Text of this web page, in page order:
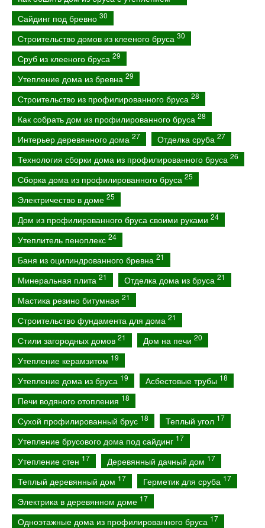
Сайдинг под бревно 30
Строительство домов из клееного бруса 30
Сруб из клееного бруса 29
Утепление дома из бревна 29
Строительство из профилированного бруса 28
Как собрать дом из профилированного бруса 28
Интерьер деревянного дома 27 Отделка сруба 27
Технология сборки дома из профилированного бруса 26
Сборка дома из профилированного бруса 25
Электричество в доме 25
Дом из профилированного бруса своими руками 24
Утеплитель пеноплекс 24
Баня из оцилиндрованного бревна 21
Минеральная плита 21 Отделка дома из бруса 21
Мастика резино битумная 21
Строительство фундамента для дома 21
Стили загородных домов 21 Дом на печи 20
Утепление керамзитом 19
Утепление дома из бруса 19 Асбестовые трубы 18
Печи водяного отопления 18
Сухой профилированный брус 18 Теплый угол 17
Утепление брусового дома под сайдинг 17
Утепление стен 17 Деревянный дачный дом 17
Теплый деревянный дом 17 Герметик для сруба 17
Электрика в деревянном доме 17
Одноэтажные дома из профилированного бруса 17